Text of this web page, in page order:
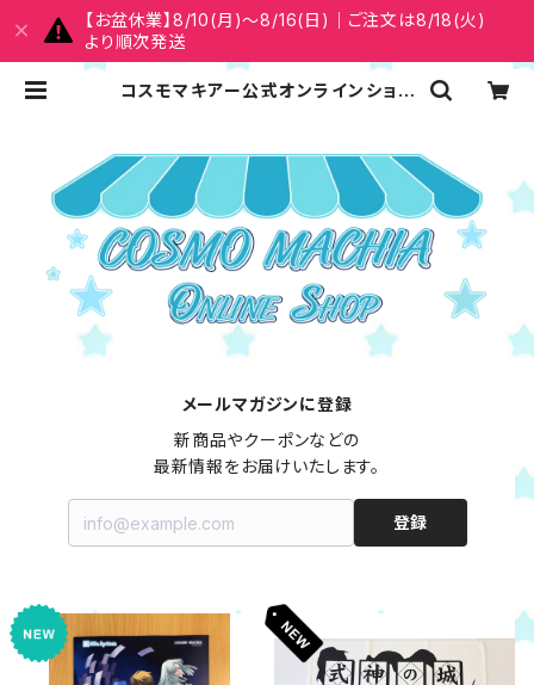
【お盆休業】8/10(月)～8/16(日)｜ご注文は8/18(火)
より順次発送
コスモマキアー公式オンラインショッ
メールマガジンに登録
新商品やクーポンなどの
最新情報をお届けいたします。
登録